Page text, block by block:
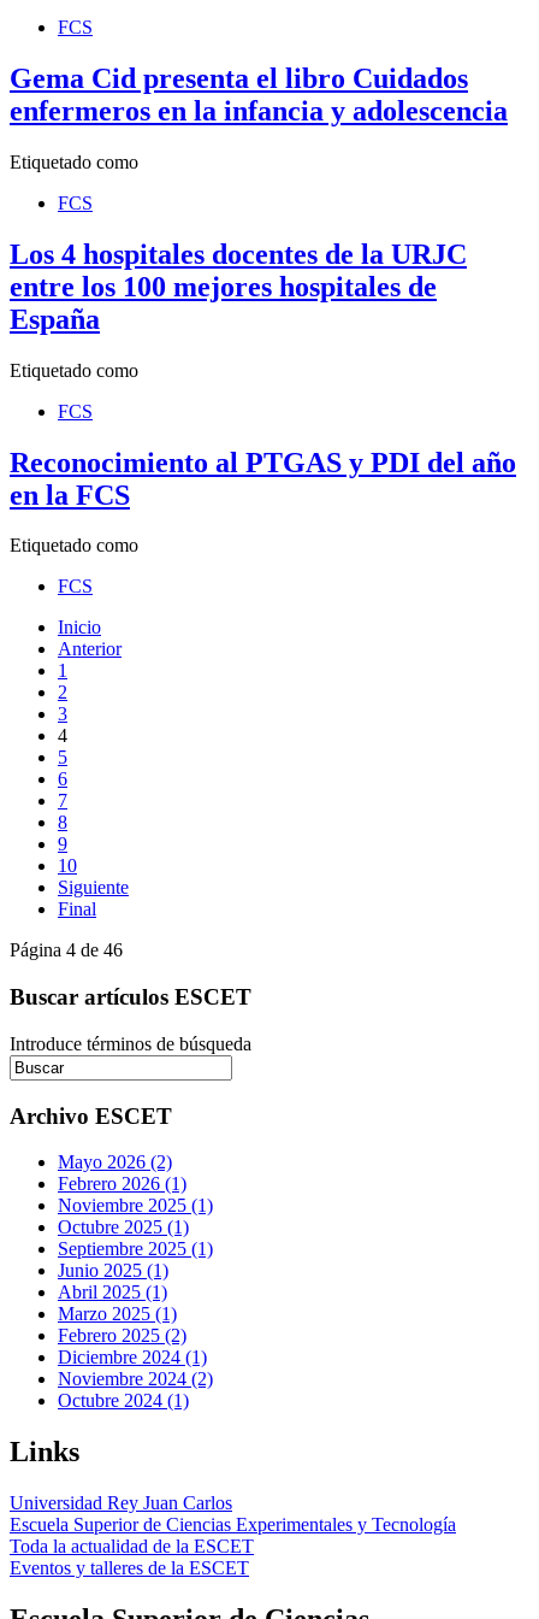
FCS
Gema Cid presenta el libro Cuidados
enfermeros en la infancia y adolescencia
Etiquetado como
FCS
Los 4 hospitales docentes de la URJC
entre los 100 mejores hospitales de
España
Etiquetado como
FCS
Reconocimiento al PTGAS y PDI del año
en la FCS
Etiquetado como
FCS
Inicio
Anterior
1
2
3
4
5
6
7
8
9
10
Siguiente
Final
Página 4 de 46
Buscar artículos ESCET
Introduce términos de búsqueda
Archivo ESCET
Mayo 2026 (2)
Febrero 2026 (1)
Noviembre 2025 (1)
Octubre 2025 (1)
Septiembre 2025 (1)
Junio 2025 (1)
Abril 2025 (1)
Marzo 2025 (1)
Febrero 2025 (2)
Diciembre 2024 (1)
Noviembre 2024 (2)
Octubre 2024 (1)
Links
Universidad Rey Juan Carlos
Escuela Superior de Ciencias Experimentales y Tecnología
Toda la actualidad de la ESCET
Eventos y talleres de la ESCET